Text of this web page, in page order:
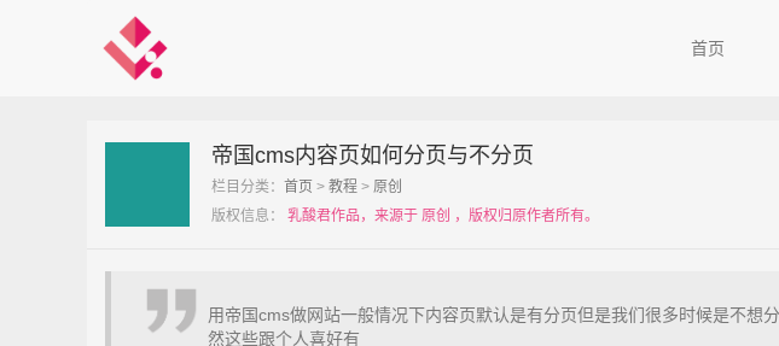
首页
帝国cms内容页如何分页与不分页
栏目分类： 首页 > 教程 > 原创
版权信息： 乳酸君作品，来源于 原创 ，版权归原作者所有。
用帝国cms做网站一般情况下内容页默认是有分页但是我们很多时候是不
然这些跟个人喜好有